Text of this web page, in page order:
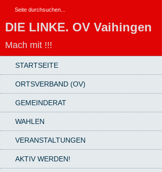
DIE LINKE. OV Vaihingen
Mach mit !!!
STARTSEITE
ORTSVERBAND (OV)
GEMEINDERAT
WAHLEN
VERANSTALTUNGEN
AKTIV WERDEN!